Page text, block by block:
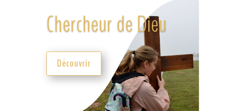
Chercheur de Dieu
Découvrir